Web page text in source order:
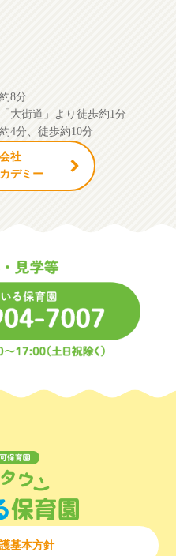
8分
大街道」より徒歩約1分
4分、徒歩約10分
社
デミー
基本方針